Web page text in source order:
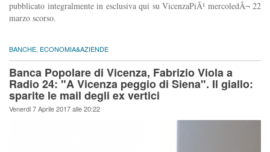
pubblicato integralmente in esclusiva qui su VicenzaPiÃ¹ mercoledÃ¬ 22
marzo scorso.
BANCHE, ECONOMIA&AZIENDE
Banca Popolare di Vicenza, Fabrizio Viola a
Radio 24: "A Vicenza peggio di Siena". Il giallo:
sparite le mail degli ex vertici
Venerdi 7 Aprile 2017 alle 20:22